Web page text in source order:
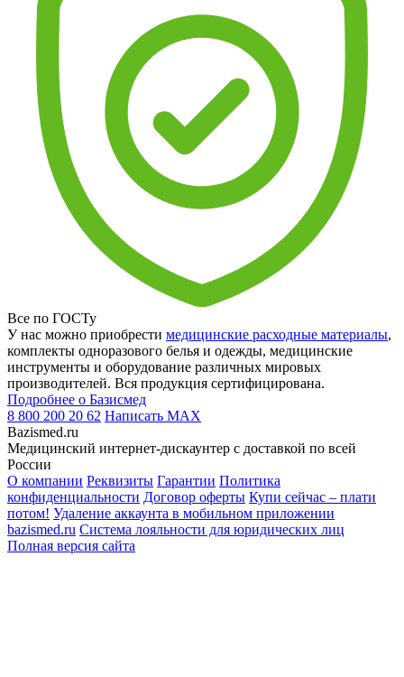
Все по ГОСТу
У нас можно приобрести медицинские расходные материалы,
комплекты одноразового белья и одежды, медицинские
инструменты и оборудование различных мировых
производителей. Вся продукция сертифицирована.
Подробнее о Базисмед
8 800 200 20 62 Написать MAX
Bazismed.ru
Медицинский интернет-дискаунтер с доставкой по всей
России
О компании Реквизиты Гарантии Политика
конфиденциальности Договор оферты Купи сейчас – плати
потом! Удаление аккаунта в мобильном приложении
bazismed.ru Система лояльности для юридических лиц
Полная версия сайта